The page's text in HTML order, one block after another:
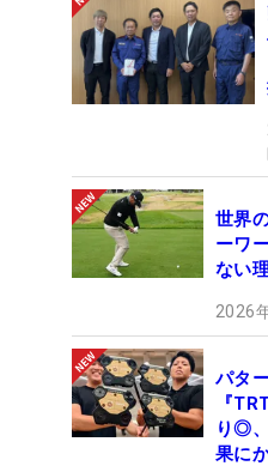
世界
ーワ
ない
2026
パタ
『
り◎
果に